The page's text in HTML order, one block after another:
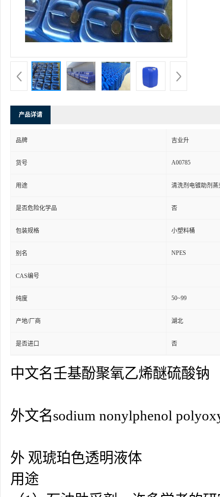
产品详请
品牌 吉业升
货号 A00785
用途 清洗剂电镀助剂蒸
是否危险化学品 否
包装规格 小塑料桶
别名 NPES
CAS编号
纯度 50~99
产地/厂商 湖北
是否进口 否
中文名壬基酚聚氧乙烯醚硫酸钠
外文名sodium nonylphenol
外 观琥珀色透明液体
用途